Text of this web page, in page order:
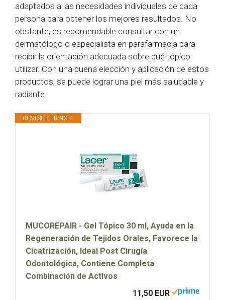
adaptados a las necesidades individuales de cada
persona para obtener los mejores resultados. No
obstante, es recomendable consultar con un
dermatólogo o especialista en parafarmacia para
recibir la orientación adecuada sobre qué tópico
utilizar. Con una buena elección y aplicación de estos
productos, se puede lograr una piel más saludable y
radiante.
BESTSELLER NO. 1
MUCOREPAIR - Gel Tópico 30 ml, Ayuda en la
Regeneración de Tejidos Orales, Favorece la
Cicatrización, Ideal Post Cirugía
Odontológica, Contiene Completa
Combinación de Activos
11,50 EUR